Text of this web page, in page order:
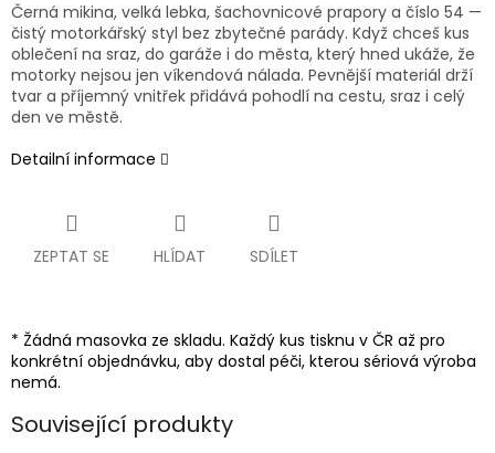
Černá mikina, velká lebka, šachovnicové prapory a číslo 54 —
čistý motorkářský styl bez zbytečné parády. Když chceš kus
oblečení na sraz, do garáže i do města, který hned ukáže, že
motorky nejsou jen víkendová nálada. Pevnější materiál drží
tvar a příjemný vnitřek přidává pohodlí na cestu, sraz i celý
den ve městě.
Detailní informace
ZEPTAT SE HLÍDAT SDÍLET
* Žádná masovka ze skladu. Každý kus tisknu v ČR až pro
konkrétní objednávku, aby dostal péči, kterou sériová výroba
nemá.
Související produkty